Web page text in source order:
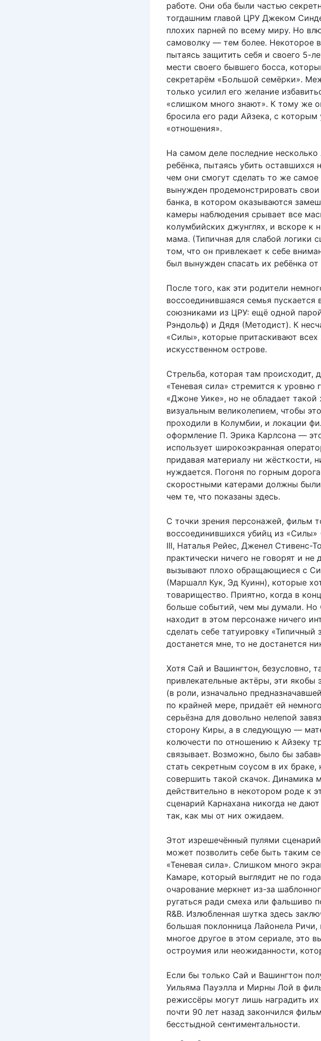
работе. Они оба были частью
тогдашним главой ЦРУ Джеком
плохих парней по всему миру. Но
самоволку — тем более. Некоторое
пытаясь защитить себя и своего 5-
мести своего бывшего босса,
секретарём «Большой семёрки».
только усилил его желание
«слишком много знают». К тому же
бросила его ради Айзека, с которым
«отношения».
На самом деле последние
ребёнка, пытаясь убить оставшихся
чем они смогут сделать то же
вынужден продемонстрировать
банка, в котором оказываются
камеры наблюдения срывает все
колумбийских джунглях, и вскоре к
мама. (Типичная для слабой логики
том, что он привлекает к себе
был вынужден спасать их ребёнка
После того, как эти родители
воссоединившаяся семья пускается
союзниками из ЦРУ: ещё одной
Рэндольф) и Дядя (Методист). К
«Силы», которые притаскивают
искусственном острове.
Стрельба, которая там происходит,
«Теневая сила» стремится к уровню
«Джоне Уике», но не обладает
визуальным великолепием, чтобы
проходили в Колумбии, и локации
оформление П. Эрика Карлсона —
использует широкоэкранная
придавая материалу ни жёсткости,
нуждается. Погоня по горным
скоростными катерами должны
чем те, что показаны здесь.
С точки зрения персонажей, фильм
воссоединившихся убийц из
III, Наталья Рейес, Дженел Стивенс-
практически ничего не говорят и
вызывают плохо обращающиеся с
(Маршалл Кук, Эд Куинн), которые
товарищество. Приятно, когда в
больше событий, чем мы думали. Но
находит в этом персонаже ничего
сделать себе татуировку
достанется мне, то не достанется
Хотя Сай и Вашингтон, безусловно,
привлекательные актёры, эти
(в роли, изначально
по крайней мере, придаёт ей
серьёзна для довольно нелепой
сторону Киры, а в следующую —
колючести по отношению к Айзеку
связывает. Возможно, было бы
стать секретным соусом в их браке,
совершить такой скачок.
действительно в некотором роде к
сценарий Карнахана никогда не
так, как мы от них ожидаем.
Этот изрешечённый пулями
может позволить себе быть таким
«Теневая сила». Слишком много
Камаре, который выглядит не по
очарование меркнет из-за
ругаться ради смеха или фальшиво
R&B. Излюбленная шутка здесь
большая поклонница Лайонела
многое другое в этом сериале, это
остроумия или неожиданности,
Если бы только Сай и Вашингтон
Уильяма Пауэлла и Мирны Лой в
режиссёры могут лишь наградить
почти 90 лет назад закончился
бесстыдной сентиментальности.